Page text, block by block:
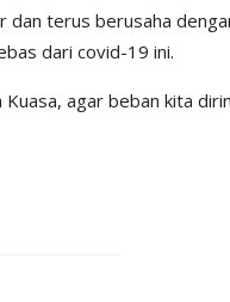
terus berusaha
dari covid-19 ini.
agar beban kita